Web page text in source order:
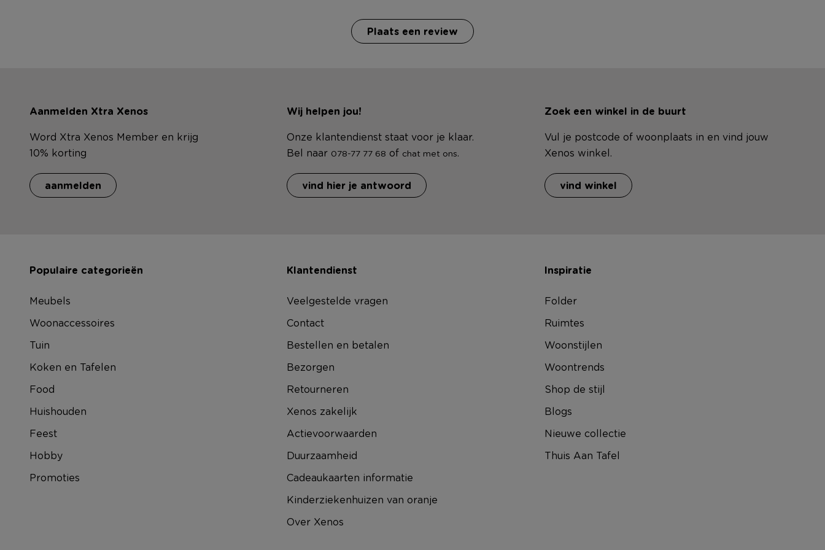
Plaats een review
Aanmelden Xtra Xenos
Word Xtra Xenos Member en krijg
10% korting
aanmelden
Wij helpen jou!
Onze klantendienst staat voor je klaar.
Bel naar 078-77 77 68 of chat met ons.
vind hier je antwoord
Zoek een winkel in de buurt
Vul je postcode of woonplaats in en vind jouw
Xenos winkel.
vind winkel
Populaire categorieën
Meubels
Woonaccessoires
Tuin
Koken en Tafelen
Food
Huishouden
Feest
Hobby
Promoties
Klantendienst
Veelgestelde vragen
Contact
Bestellen en betalen
Bezorgen
Retourneren
Xenos zakelijk
Actievoorwaarden
Duurzaamheid
Cadeaukaarten informatie
Kinderziekenhuizen van oranje
Over Xenos
Inspiratie
Folder
Ruimtes
Woonstijlen
Woontrends
Shop de stijl
Blogs
Nieuwe collectie
Thuis Aan Tafel